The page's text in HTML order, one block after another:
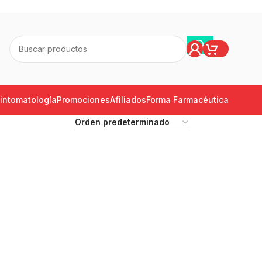
PromocionesAfiliadosForma Farmacéutica